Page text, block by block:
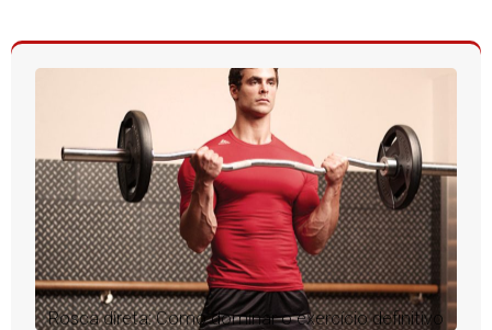
Rosca direta: Como dominar o exercício definitivo